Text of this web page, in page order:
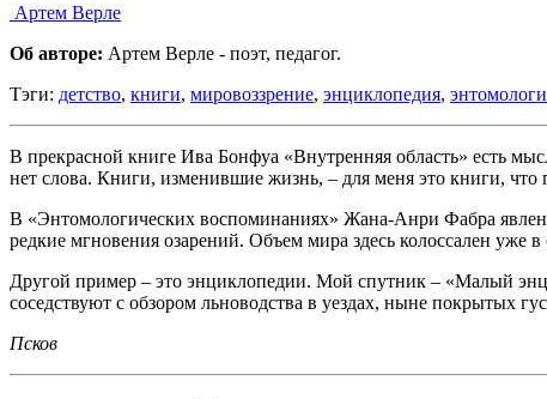
Артем Верле
Об авторе: Артем Верле - поэт, педагог.
Тэги: детство, книги, мировоззрение, энциклопедия,
В прекрасной книге Ива Бонфуа «Внутренняя область» есть
нет слова. Книги, изменившие жизнь, – для меня это книги,
В «Энтомологических воспоминаниях» Жана-Анри Фабра
редкие мгновения озарений. Объем мира здесь колоссален уже
Другой пример – это энциклопедии. Мой спутник – «Малый
соседствуют с обзором льноводства в уездах, ныне покрытых
Псков